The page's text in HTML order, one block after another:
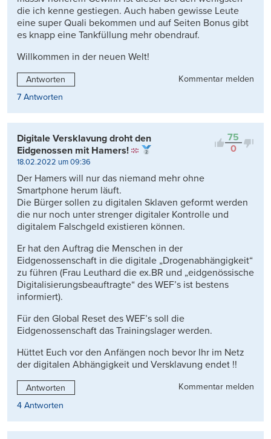
die ich kenne gestiegen. Auch haben gewisse Leute
eine super Quali bekommen und auf Seiten Bonus gibt
es knapp eine Tankfüllung mehr obendrauf.
Willkommen in der neuen Welt!
Antworten
Kommentar melden
7 Antworten
75
0
Digitale Versklavung droht den
Eidgenossen mit Hamers!
18.02.2022 um 09:36
Der Hamers will nur das niemand mehr ohne
Smartphone herum läuft.
Die Bürger sollen zu digitalen Sklaven geformt werden
die nur noch unter strenger digitaler Kontrolle und
digitalem Falschgeld existieren können.
Er hat den Auftrag die Menschen in der
Eidgenossenschaft in die digitale „Drogenabhängigkeit“
zu führen (Frau Leuthard die ex.BR und „eidgenössische
Digitalisierungsbeauftragte“ des WEF’s ist bestens
informiert).
Für den Global Reset des WEF’s soll die
Eidgenossenschaft das Trainingslager werden.
Hüttet Euch vor den Anfängen noch bevor Ihr im Netz
der digitalen Abhängigkeit und Versklavung endet !!
Antworten
Kommentar melden
4 Antworten